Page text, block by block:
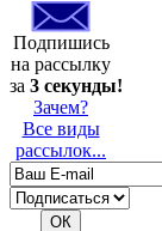
Подпишись
на рассылку
за 3 секунды!
Зачем?
Все виды
рассылок...